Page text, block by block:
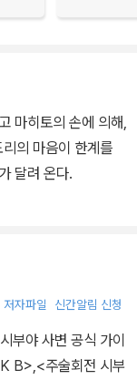
마히토의 손에 의해,
의 마음이 한계를
달려 온다.
저자파일 신간알림 신청
부야 사변 공식 가이
B> <주술회전 시부